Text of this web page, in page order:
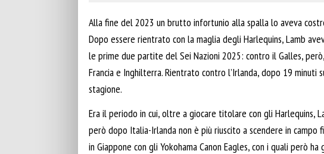
Alla fine del 2023 un brutto infortunio alla spalla lo aveva
Dopo essere rientrato con la maglia degli Harlequins, Lamb
le prime due partite del Sei Nazioni 2025: contro il Galles,
Francia e Inghilterra. Rientrato contro l’Irlanda, dopo 19 minuti
stagione.
Era il periodo in cui, oltre a giocare titolare con gli Harlequins,
però dopo Italia-Irlanda non è più riuscito a scendere in
in Giappone con gli Yokohama Canon Eagles, con i quali però